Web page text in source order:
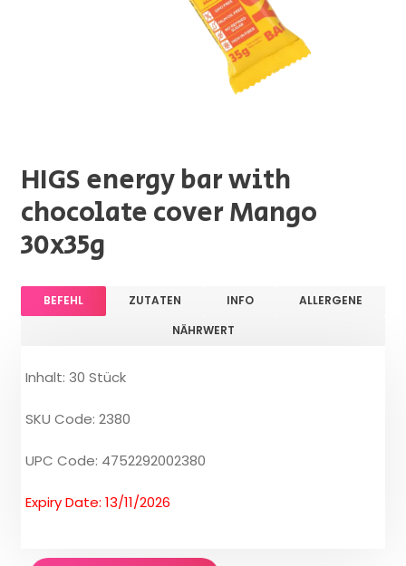
HIGS energy bar with
chocolate cover Mango
30x35g
BEFEHL ZUTATEN INFO
ALLERGENE
NÄHRWERT
Inhalt: 30 Stück
SKU Code: 2380
UPC Code: 4752292002380
Expiry Date: 13/11/2026